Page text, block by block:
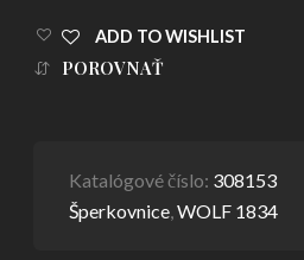
ADD TO WISHLIST
POROVNAŤ
Katalógové číslo: 308153
Šperkovnice ,WOLF 1834